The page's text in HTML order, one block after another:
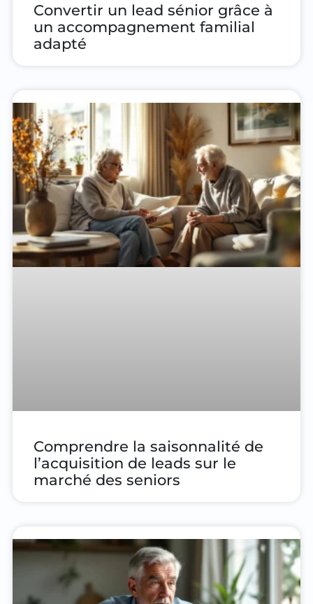
Convertir un lead sénior grâce à
un accompagnement familial
adapté
Comprendre la saisonnalité de
l’acquisition de leads sur le
marché des seniors